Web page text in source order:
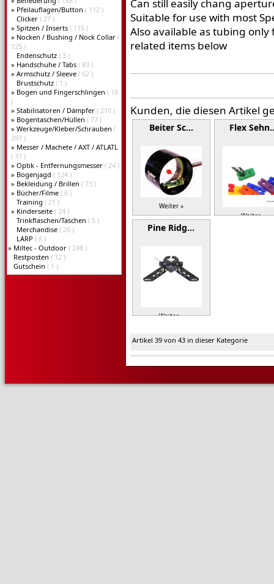
» Pfeilauflagen/Button ( 112 )
Clicker ( 27 )
» Spitzen / Inserts ( 115 )
» Nocken / Bushing / Nock Collar (
125 )
Endenschutz ( 3 )
» Handschuhe / Tabs ( 83 )
» Armschutz / Sleeve ( 62 )
Brustschutz ( 1 )
» Bogen und Fingerschlingen ( 18
)
» Stabilisatoren / Dämpfer ( 210 )
» Bogentaschen/Hüllen ( 77 )
» Werkzeuge/Kleber/Schrauben (
297 )
» Messer / Machete / AXT / ATLATL
( 37 )
» Optik - Entfernungsmesser ( 24 )
» Bogenjagd ( 124 )
» Bekleidung / Brillen ( 73 )
» Bücher/Filme ( 6 )
Training ( 21 )
» Kinderseite ( 24 )
Trinkflaschen/Taschen ( 5 )
Merchandise ( 20 )
LARP ( 8 )
» Miltec - Outdoor ( 248 )
Restposten ( 12 )
Gutschein ( 1 )
Can still easily chang
Suitable for use with most
Also available as tubing
related items below
Kunden, die diesen Artikel
Beiter Sc…
Weiter »
Flex
Weiter »
Pine Ridg…
Weiter »
Artikel 39 von 43 in dieser Kategorie